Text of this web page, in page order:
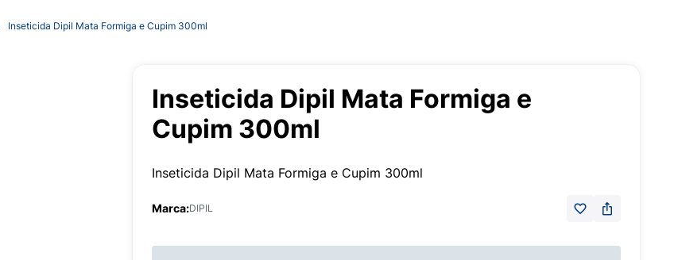
Inseticida Dipil Mata Formiga e Cupim 300ml
Inseticida Dipil Mata Formiga e
Cupim 300ml
Inseticida Dipil Mata Formiga e Cupim 300ml
Marca:DIPIL